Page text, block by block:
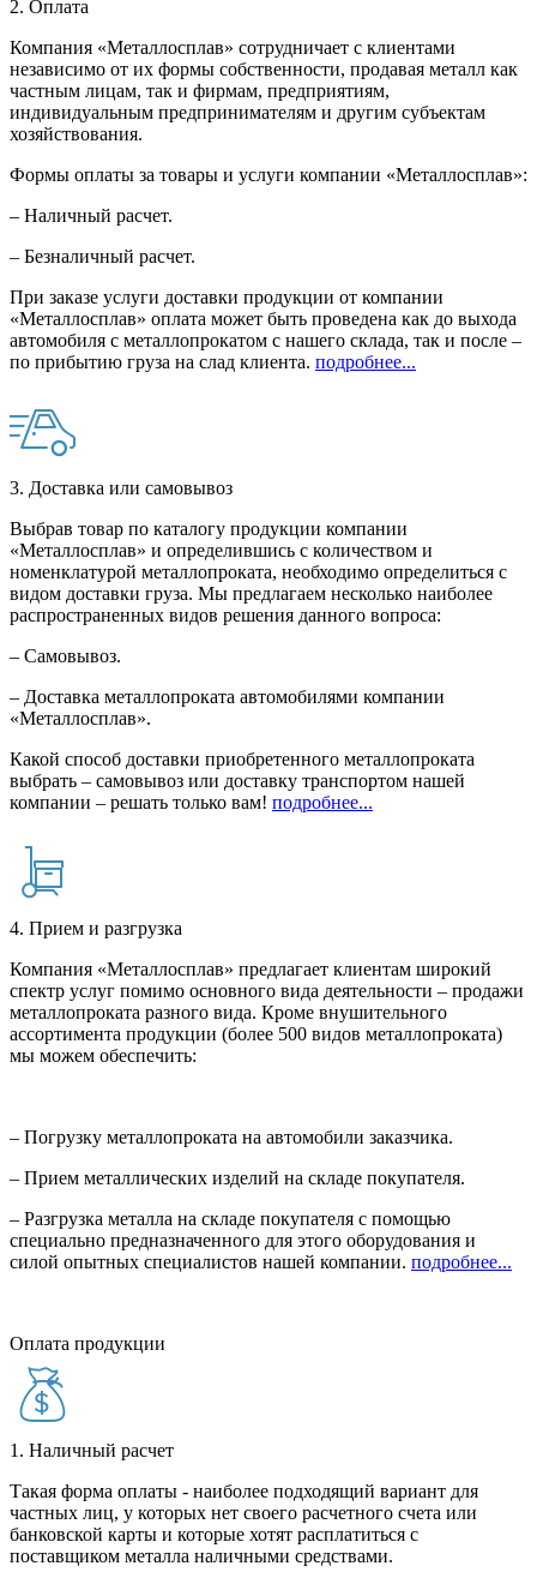
2. Оплата
Компания «Металлосплав» сотрудничает с клиентами
независимо от их формы собственности, продавая металл как
частным лицам, так и фирмам, предприятиям,
индивидуальным предпринимателям и другим субъектам
хозяйствования.
Формы оплаты за товары и услуги компании «Металлосплав»:
– Наличный расчет.
– Безналичный расчет.
При заказе услуги доставки продукции от компании
«Металлосплав» оплата может быть проведена как до выхода
автомобиля с металлопрокатом с нашего склада, так и после –
по прибытию груза на слад клиента. подробнее...
3. Доставка или самовывоз
Выбрав товар по каталогу продукции компании
«Металлосплав» и определившись с количеством и
номенклатурой металлопроката, необходимо определиться с
видом доставки груза. Мы предлагаем несколько наиболее
распространенных видов решения данного вопроса:
– Самовывоз.
– Доставка металлопроката автомобилями компании
«Металлосплав».
Какой способ доставки приобретенного металлопроката
выбрать – самовывоз или доставку транспортом нашей
компании – решать только вам! подробнее...
4. Прием и разгрузка
Компания «Металлосплав» предлагает клиентам широкий
спектр услуг помимо основного вида деятельности – продажи
металлопроката разного вида. Кроме внушительного
ассортимента продукции (более 500 видов металлопроката)
мы можем обеспечить:
– Погрузку металлопроката на автомобили заказчика.
– Прием металлических изделий на складе покупателя.
– Разгрузка металла на складе покупателя с помощью
специально предназначенного для этого оборудования и
силой опытных специалистов нашей компании. подробнее...
Оплата продукции
1. Наличный расчет
Такая форма оплаты - наиболее подходящий вариант для
частных лиц, у которых нет своего расчетного счета или
банковской карты и которые хотят расплатиться с
поставщиком металла наличными средствами.